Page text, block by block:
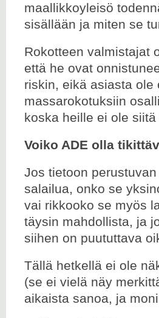
maallikkoyleisö
sisällään ja miten se
Rokotteen valmistajat
että he ovat
riskin, eikä asiasta ole
massarokotuksiin
koska heille ei ole siitä
Voiko ADE olla
Jos tietoon
salailua, onko se
vai rikkooko se myös
täysin mahdollista, ja
siihen on puututtava
Tällä hetkellä ei ole
(se ei vielä näy
aikaista sanoa, ja